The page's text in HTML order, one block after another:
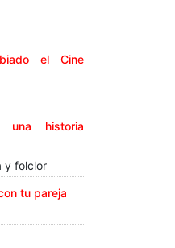
el Cine
una historia
y folclor
tu pareja